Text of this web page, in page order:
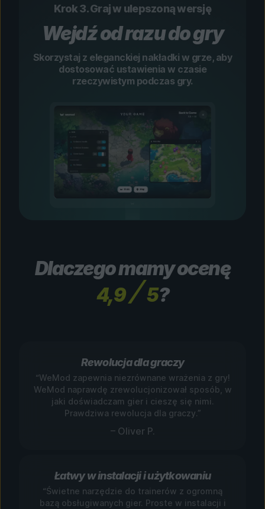
Krok 3. Graj w ulepszoną wersję
Wejdź od razu do gry
Skorzystaj z eleganckiej nakładki w grze, aby
dostosować ustawienia w czasie
rzeczywistym podczas gry.
Dlaczego mamy ocenę
4,9
5?
Rewolucja dla graczy
“WeMod zapewnia niezrównane wrażenia z gry!
WeMod naprawdę zrewolucjonizował sposób, w
jaki doświadczam gier i cieszę się nimi.
Prawdziwa rewolucja dla graczy.”
– Oliver P.
Łatwy w instalacji i użytkowaniu
“Świetne narzędzie do trainerów z ogromną
bazą obsługiwanych gier. Proste w instalacji i